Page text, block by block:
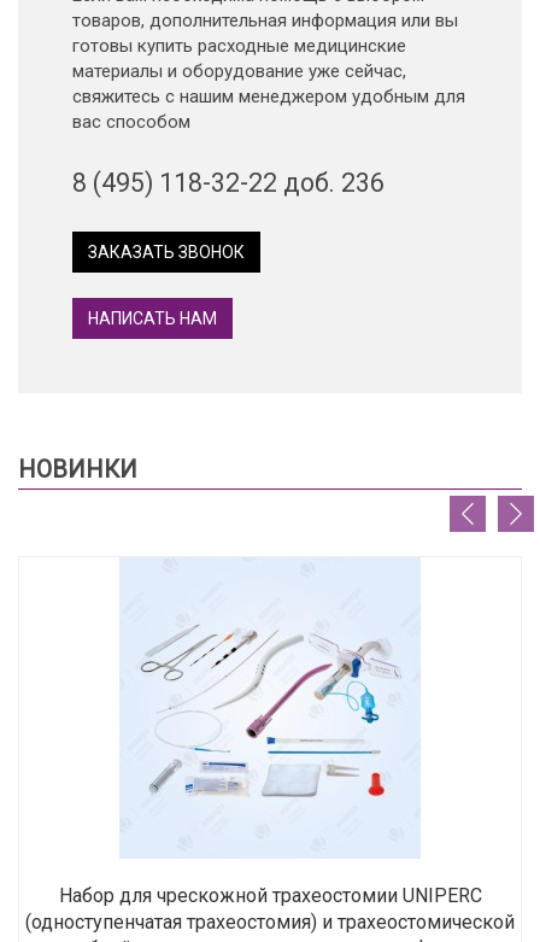
товаров, дополнительная информация или вы
готовы купить расходные медицинские
материалы и оборудование уже сейчас,
свяжитесь с нашим менеджером удобным для
вас способом
8 (495) 118-32-22 доб. 236
ЗАКАЗАТЬ ЗВОНОК
НАПИСАТЬ НАМ
НОВИНКИ
Набор для чрескожной трахеостомии UNIPERC
(одноступенчатая трахеостомия) и трахеостомической